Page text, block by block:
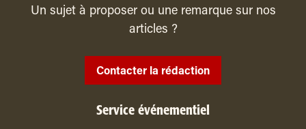
Un sujet à proposer ou une remarque sur nos
articles ?
Contacter la rédaction
Service événementiel